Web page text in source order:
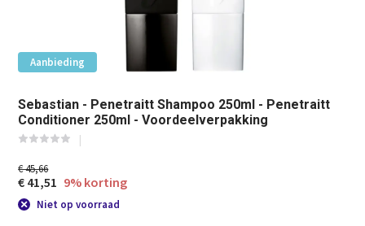
Aanbieding
Sebastian - Penetraitt Shampoo 250ml - Penetraitt
Conditioner 250ml - Voordeelverpakking
€ 45,66
€ 41,51 9% korting
Niet op voorraad